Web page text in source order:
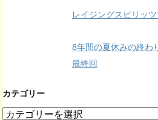
レイジングスピリッ
8年間の夏休みの終わ
最終回
カテゴリー